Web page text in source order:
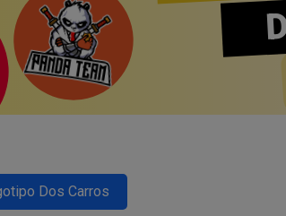
Dos Carros